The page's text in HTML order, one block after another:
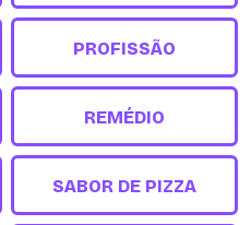
PROFISSÃO
REMÉDIO
SABOR DE PIZZA